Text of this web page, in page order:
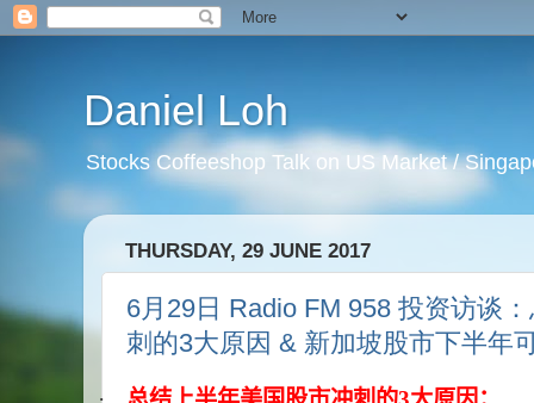
Daniel Loh
Stocks Coffeeshop Talk on US Market /
THURSDAY, 29 JUNE 2017
6月29日 Radio FM 958 投资访谈
刺的3大原因 & 新加坡股市下半年